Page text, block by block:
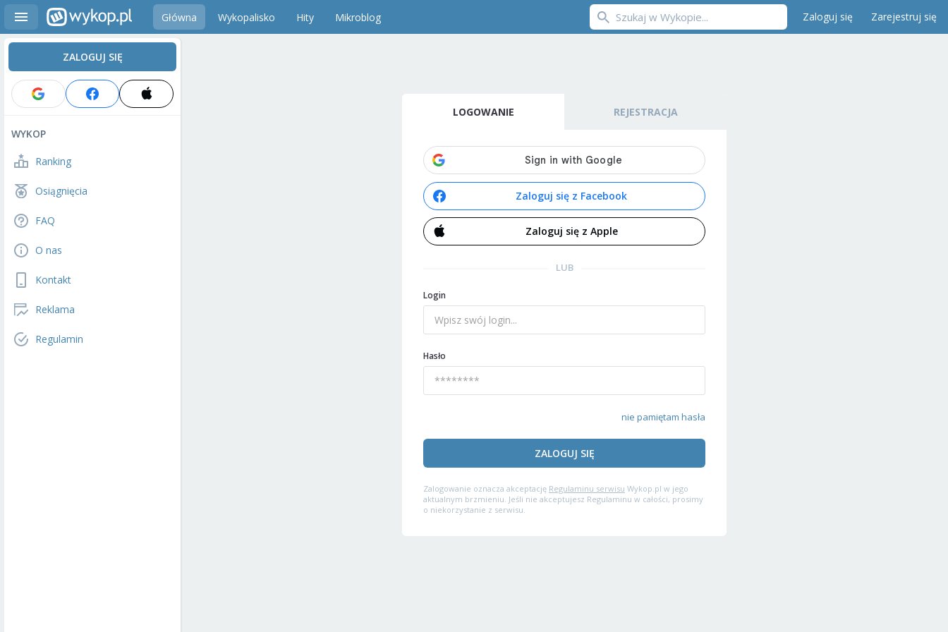
Główna Wykopalisko Hity Mikroblog Zaloguj się Zarejestruj się
ZALOGUJ SIĘ
WYKOP
Ranking
Osiągnięcia
FAQ
O nas
Kontakt
Reklama
Regulamin
LOGOWANIE REJESTRACJA
Zaloguj się z Facebook
Zaloguj się z Apple
LUB
Login
Hasło
nie pamiętam hasła
ZALOGUJ SIĘ
Zalogowanie oznacza akceptację Regulaminu serwisu Wykop.pl w jego
aktualnym brzmieniu. Jeśli nie akceptujesz Regulaminu w całości, prosimy
o niekorzystanie z serwisu.